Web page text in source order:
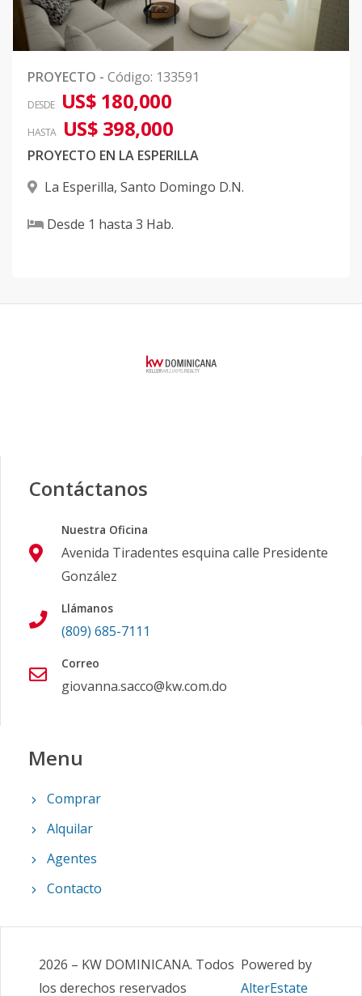
PROYECTO - Código: 133591
DESDE US$ 180,000
HASTA US$ 398,000
PROYECTO EN LA ESPERILLA
La Esperilla, Santo Domingo D.N.
Desde 1 hasta 3 Hab.
Contáctanos
Nuestra Oficina
Avenida Tiradentes esquina calle Presidente
González
Llámanos
(809) 685-7111
Correo
giovanna.sacco@kw.com.do
Menu
Comprar
Alquilar
Agentes
Contacto
2026 – KW DOMINICANA. Todos
los derechos reservados
Powered by
AlterEstate